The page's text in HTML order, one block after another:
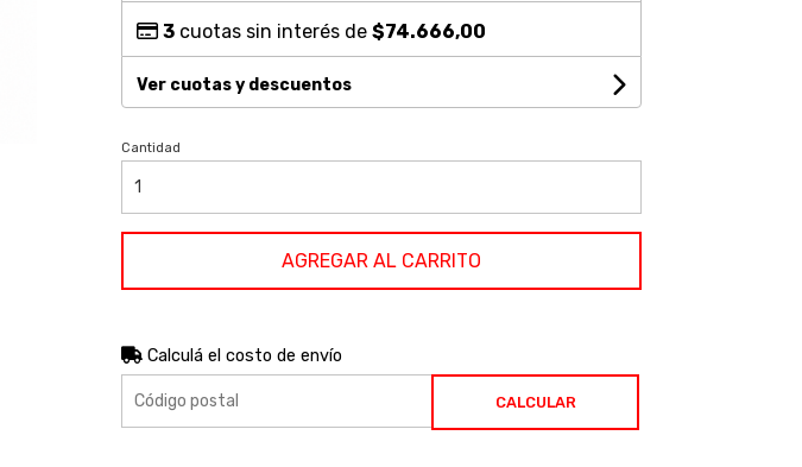
3cuotas sin interés de $74.666,00
Ver cuotas y descuentos
Cantidad
AGREGAR AL CARRITO
Calculá el costo de envío
CALCULAR